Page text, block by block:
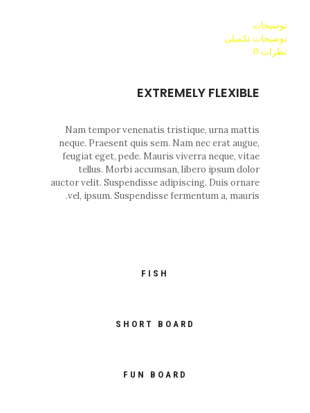
توضیحات
توضیحات تکمیلی
نظرات 0
EXTREMELY FLEXIBLE
Nam tempor venenatis tristique, urna mattis
neque. Praesent quis sem. Nam nec erat augue,
feugiat eget, pede. Mauris viverra neque, vitae
tellus. Morbi accumsan, libero ipsum dolor
auctor velit. Suspendisse adipiscing. Duis ornare
vel, ipsum. Suspendisse fermentum a, mauris.
FISH
SHORT BOARD
FUN BOARD